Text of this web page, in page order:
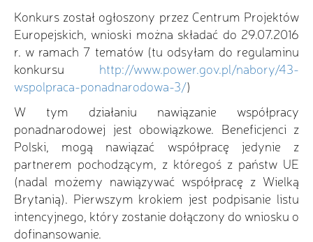
Konkurs został ogłoszony przez Centrum Projektów
Europejskich, wnioski można składać do 29.07.2016
r. w ramach 7 tematów (tu odsyłam do regulaminu
konkursu http://www.power.gov.pl/nabory/43-
wspolpraca-ponadnarodowa-3/)
W tym działaniu nawiązanie współpracy
ponadnarodowej jest obowiązkowe. Beneficjenci z
Polski, mogą nawiązać współpracę jedynie z
partnerem pochodzącym, z któregoś z państw UE
(nadal możemy nawiązywać współpracę z Wielką
Brytanią). Pierwszym krokiem jest podpisanie listu
intencyjnego, który zostanie dołączony do wniosku o
dofinansowanie.